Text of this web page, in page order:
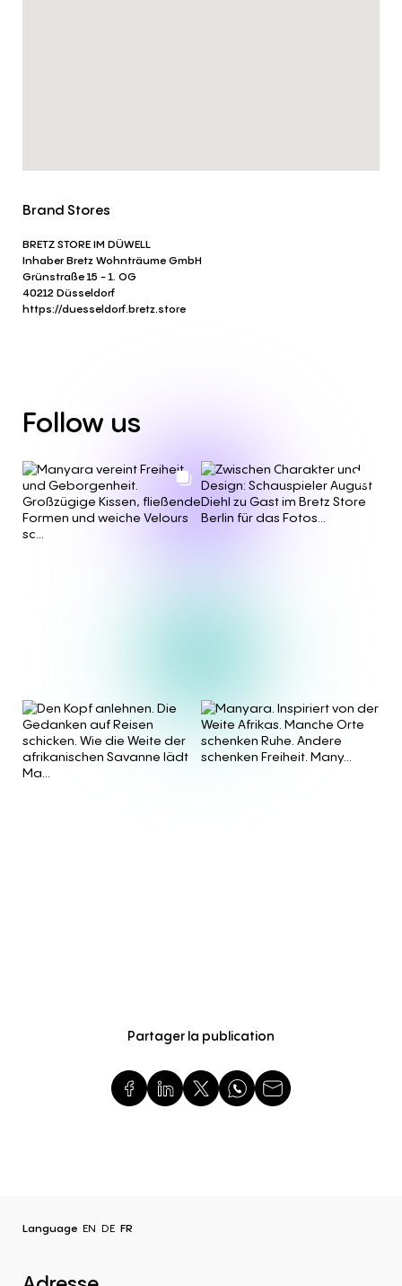
Brand Stores
BRETZ STORE IM DÜWELL
Inhaber Bretz Wohnträume GmbH
Grünstraße 15 - 1. OG
40212 Düsseldorf
https://duesseldorf.bretz.store
Follow us
Partager la publication
Language EN DE FR